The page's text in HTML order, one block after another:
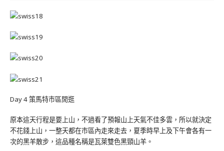
Day 4 策馬特市區閒逛
原本這天行程是要上山，不過看了預報山上天氣不佳多雲，所以就決定
不花錢上山，一整天都在市區內走來走去，夏季時早上及下午會各有一
次的黑羊散步，這品種名稱是瓦萊雙色黑頸山羊。